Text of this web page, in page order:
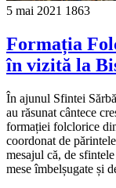
5 mai 2021 1863
Formația
în vizită la
În ajunul Sfintei
au răsunat cântece
formației folclorice
coordonat de
mesajul că, de
mese îmbelșugate și